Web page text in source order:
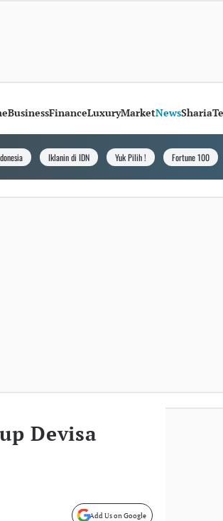
BusinessFinanceLuxuryMarketNewsSharia
Iklanin di IDN Yuk Pilih ! Fortune 100
Devisa
Add Us on Google